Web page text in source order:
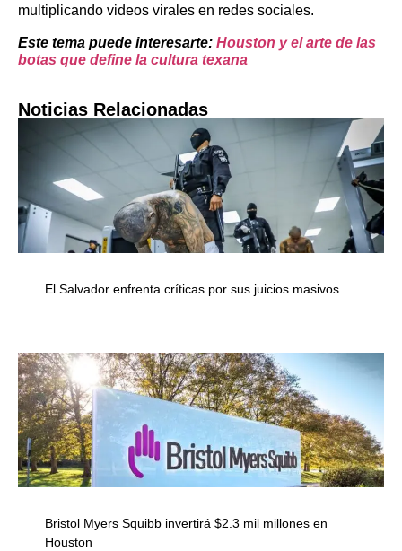
multiplicando videos virales en redes sociales.
Este tema puede interesarte: Houston y el arte de las
botas que define la cultura texana
Noticias Relacionadas
El Salvador enfrenta críticas por sus juicios masivos
Bristol Myers Squibb invertirá $2.3 mil millones en
Houston